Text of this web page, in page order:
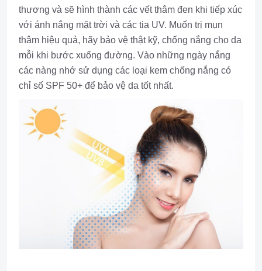
thương và sẽ hình thành các vết thâm đen khi tiếp xúc
với ánh nắng mặt trời và các tia UV. Muốn trị mụn
thâm hiệu quả, hãy bảo vệ thật kỹ, chống nắng cho da
mỗi khi bước xuống đường. Vào những ngày nắng
các nàng nhớ sử dụng các loại kem chống nắng có
chỉ số SPF 50+ để bảo vệ da tốt nhất.